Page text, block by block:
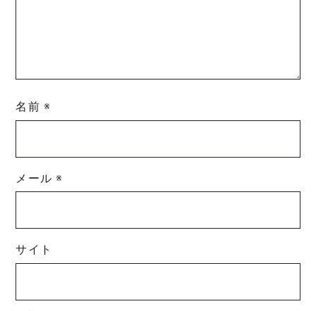
名前 ※
メール ※
サイト